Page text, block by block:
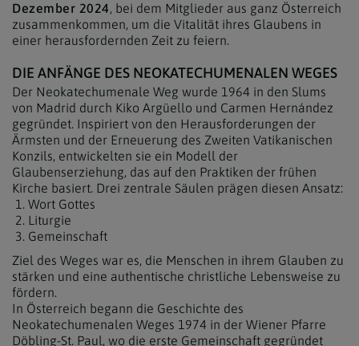
Dezember 2024, bei dem Mitglieder aus ganz Österreich
zusammenkommen, um die Vitalität ihres Glaubens in
einer herausfordernden Zeit zu feiern.
DIE ANFÄNGE DES NEOKATECHUMENALEN WEGES
Der Neokatechumenale Weg wurde 1964 in den Slums
von Madrid durch Kiko Argüello und Carmen Hernández
gegründet. Inspiriert von den Herausforderungen der
Ärmsten und der Erneuerung des Zweiten Vatikanischen
Konzils, entwickelten sie ein Modell der
Glaubenserziehung, das auf den Praktiken der frühen
Kirche basiert. Drei zentrale Säulen prägen diesen Ansatz:
Wort Gottes
Liturgie
Gemeinschaft
Ziel des Weges war es, die Menschen in ihrem Glauben zu
stärken und eine authentische christliche Lebensweise zu
fördern.
In Österreich begann die Geschichte des
Neokatechumenalen Weges 1974 in der Wiener Pfarre
Döbling-St. Paul, wo die erste Gemeinschaft gegründet